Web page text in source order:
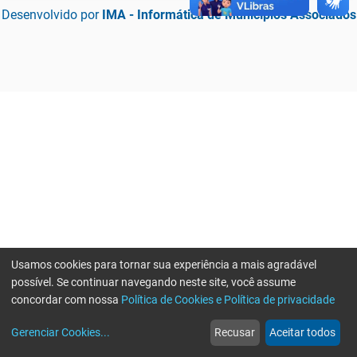
Desenvolvido por IMA - Informática de Municípios Associados
web
Notícias
more_horiz
Mais
Usamos cookies para tornar sua experiência a mais agradável
possível. Se continuar navegando neste site, você assume
concordar com nossa Política de Cookies e Política de privacidade
Gerenciar Cookies... Recusar Aceitar todos
Erro ao enviar informações, por favor tente novamente